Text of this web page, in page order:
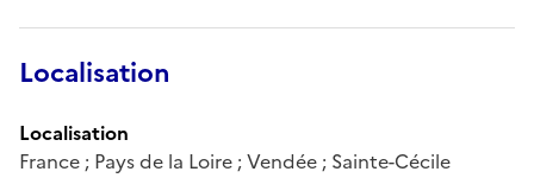
Localisation
Localisation
France ; Pays de la Loire ; Vendée ; Sainte-Cécile